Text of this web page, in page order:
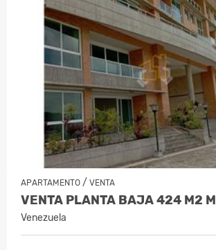
APARTAMENTO / VENTA
Venezuela